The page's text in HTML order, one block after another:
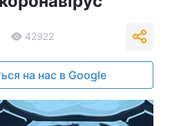
42922
на нас в Google